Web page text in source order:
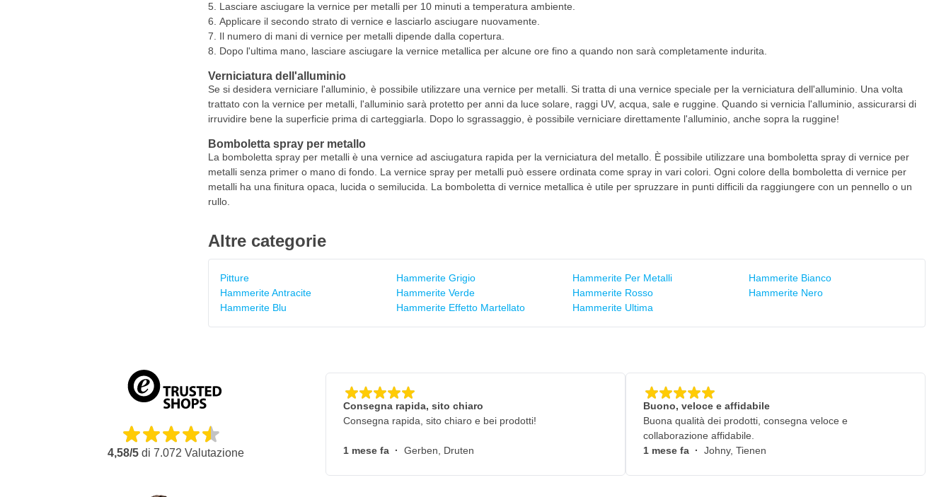
Lasciare asciugare la vernice per metalli per 10 minuti a temperatura ambiente.
Applicare il secondo strato di vernice e lasciarlo asciugare nuovamente.
Il numero di mani di vernice per metalli dipende dalla copertura.
Dopo l'ultima mano, lasciare asciugare la vernice metallica per alcune ore fino a quando non sarà completamente indurita.
Verniciatura dell'alluminio
Se si desidera verniciare l'alluminio, è possibile utilizzare una vernice per metalli. Si tratta di una vernice speciale per la verniciatura dell'alluminio. Una volta
trattato con la vernice per metalli, l'alluminio sarà protetto per anni da luce solare, raggi UV, acqua, sale e ruggine. Quando si vernicia l'alluminio, assicurarsi di
irruvidire bene la superficie prima di carteggiarla. Dopo lo sgrassaggio, è possibile verniciare direttamente l'alluminio, anche sopra la ruggine!
Bomboletta spray per metallo
La bomboletta spray per metalli è una vernice ad asciugatura rapida per la verniciatura del metallo. È possibile utilizzare una bomboletta spray di vernice per
metalli senza primer o mano di fondo. La vernice spray per metalli può essere ordinata come spray in vari colori. Ogni colore della bomboletta di vernice per
metalli ha una finitura opaca, lucida o semilucida. La bomboletta di vernice metallica è utile per spruzzare in punti difficili da raggiungere con un pennello o un
rullo.
Altre categorie
Pitture
Hammerite Antracite
Hammerite Blu
Hammerite Grigio
Hammerite Verde
Hammerite Effetto Martellato
Hammerite Per Metalli
Hammerite Rosso
Hammerite Ultima
Hammerite Bianco
Hammerite Nero
4,58/5di 7.072 Valutazione
Consegna rapida, sito chiaro
Consegna rapida, sito chiaro e bei prodotti!
1 mese fa · Gerben, Druten
Buono, veloce e affidabile
Buona qualità dei prodotti, consegna veloce e
collaborazione affidabile.
1 mese fa · Johny, Tienen